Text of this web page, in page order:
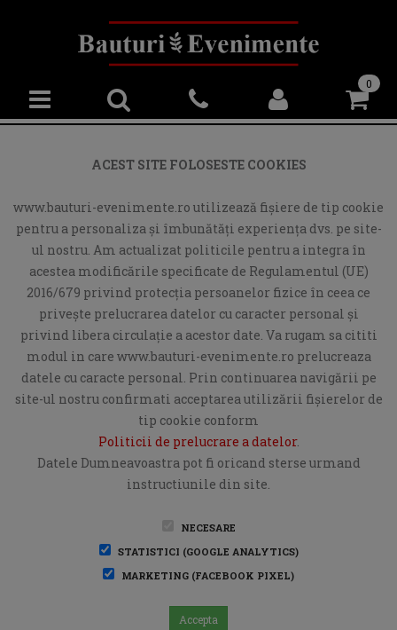
0
ACEST SITE FOLOSESTE COOKIES
www.bauturi-evenimente.ro utilizează fişiere de tip cookie
pentru a personaliza și îmbunătăți experiența dvs. pe site-
ul nostru. Am actualizat politicile pentru a integra în
acestea modificările specificate de Regulamentul (UE)
2016/679 privind protecția persoanelor fizice în ceea ce
privește prelucrarea datelor cu caracter personal și
privind libera circulație a acestor date. Va rugam sa cititi
modul in care www.bauturi-evenimente.ro prelucreaza
datele cu caracte personal. Prin continuarea navigării pe
site-ul nostru confirmati acceptarea utilizării fişierelor de
tip cookie conform
Politicii de prelucrare a datelor.
Datele Dumneavoastra pot fi oricand sterse urmand
instructiunile din site.
NECESARE
STATISTICI (GOOGLE ANALYTICS)
MARKETING (FACEBOOK PIXEL)
Accepta